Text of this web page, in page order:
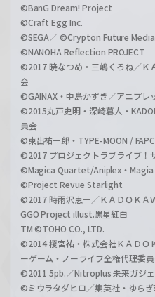
©BanG Dream! Project
©Craft Egg Inc.
©SEGA／ ©Crypton Future
©NANOHA Reflection PROJECT
©2017 暁なつめ・三嶋くろね／Ｋ
会
©GAINAX・中島かずき／アニプレ
©2015丸戸史明・深崎暮人・
員会
©東出祐一郎・TYPE-MOON / FAPC
©2017 プロジェクトラブライブ！
©Magica Quartet/Aniplex・
©Project Revue Starlight
©2017 時雨沢恵一／ＫＡＤＯＫ
GGO Project illust.黒星紅白
TM ©TOHO CO., LTD.
©2014 榎宮祐・株式会社ＫＡＤＯ
ーゲーム・ノーライフ全権代理委
©2011 5pb.／Nitroplus 未来ガジ
©ミウラタダヒロ／集英社・ゆら